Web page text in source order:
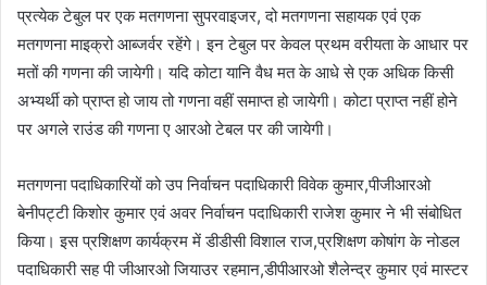
प्रत्येक टेबुल पर एक मतगणना सुपरवाइजर, दो मतगणना सहायक एवं एक
मतगणना माइक्रो आब्जर्वर रहेंगे। इन टेबुल पर केवल प्रथम वरीयता के आधार पर
मतों की गणना की जायेगी। यदि कोटा यानि वैध मत के आधे से एक अधिक किसी
अभ्यर्थी को प्राप्त हो जाय तो गणना वहीं समाप्त हो जायेगी। कोटा प्राप्त नहीं होने
पर अगले राउंड की गणना ए आरओ टेबल पर की जायेगी।
मतगणना पदाधिकारियों को उप निर्वाचन पदाधिकारी विवेक कुमार,पीजीआरओ
बेनीपट्टी किशोर कुमार एवं अवर निर्वाचन पदाधिकारी राजेश कुमार ने भी संबोधित
किया। इस प्रशिक्षण कार्यक्रम में डीडीसी विशाल राज,प्रशिक्षण कोषांग के नोडल
पदाधिकारी सह पी जीआरओ जियाउर रहमान,डीपीआरओ शैलेन्द्र कुमार एवं मास्टर